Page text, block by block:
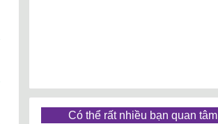
Có thể rất nhiều bạn quan tâm